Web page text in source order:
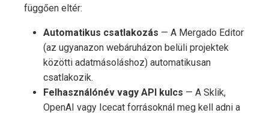
függően eltér:
Automatikus csatlakozás — A Mergado Editor
(az ugyanazon webáruházon belüli projektek
közötti adatmásoláshoz) automatikusan
csatlakozik.
Felhasználónév vagy API kulcs — A Sklik,
OpenAI vagy Icecat forrásoknál meg kell adni a